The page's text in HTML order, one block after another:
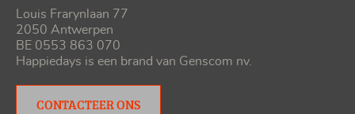
Louis Frarynlaan 77
2050 Antwerpen
BE 0553 863 070
Happiedays is een brand van Genscom nv.
CONTACTEER ONS